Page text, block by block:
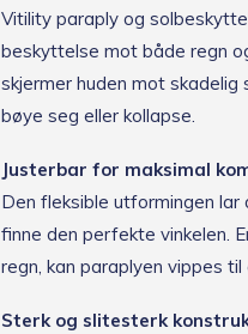
Vitility paraply og
beskyttelse mot både regn
skjermer huden mot
bøye seg eller kollapse.
Justerbar for maksimal
Den fleksible utformingen
finne den perfekte vinkelen.
regn, kan paraplyen vippes
Sterk og slitesterk